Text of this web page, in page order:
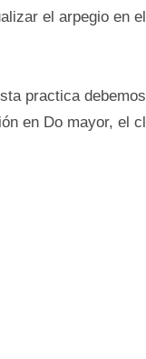
el arpegio en
practica
en Do mayor, el